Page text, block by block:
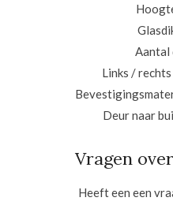
Aantal
Links /
Deur naar
Vragen
Heeft een een